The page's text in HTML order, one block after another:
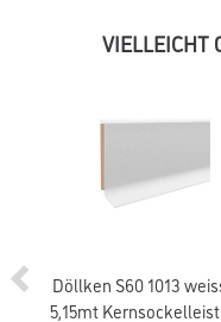
VIELLEICHT
Döllken S60 1013
5,15mt